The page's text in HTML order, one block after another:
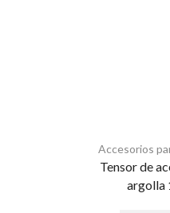
Accesorios
Tensor de
argolla